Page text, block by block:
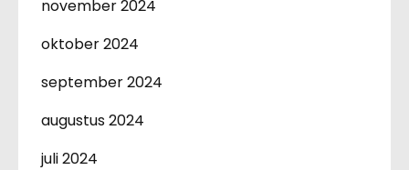
november 2024
oktober 2024
september 2024
augustus 2024
juli 2024